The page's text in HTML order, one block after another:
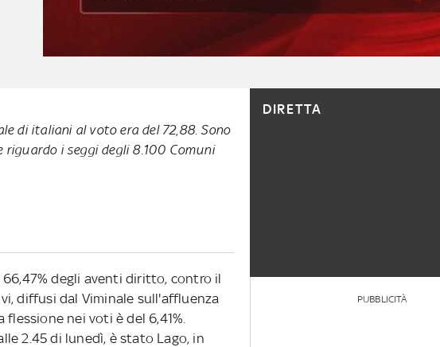
di italiani al voto era del 72,88. Sono
i seggi degli 8.100 Comuni
degli aventi diritto, contro il
diffusi dal Viminale sull'affluenza
nei voti è del 6,41%.
2.45 di lunedì, è stato Lago, in
DIRETTA
PUBBLICITÀ